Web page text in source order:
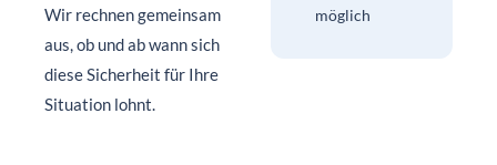
Wir rechnen gemeinsam
aus, ob und ab wann sich
diese Sicherheit für Ihre
Situation lohnt.
möglich